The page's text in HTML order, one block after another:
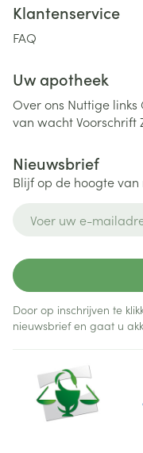
Klantenservice
FAQ
Uw apotheek
Over ons Nuttige links
van wachtVoorschrift
Nieuwsbrief
Blijf op de hoogte
Door op inschrijven te
nieuwsbrief en gaat u